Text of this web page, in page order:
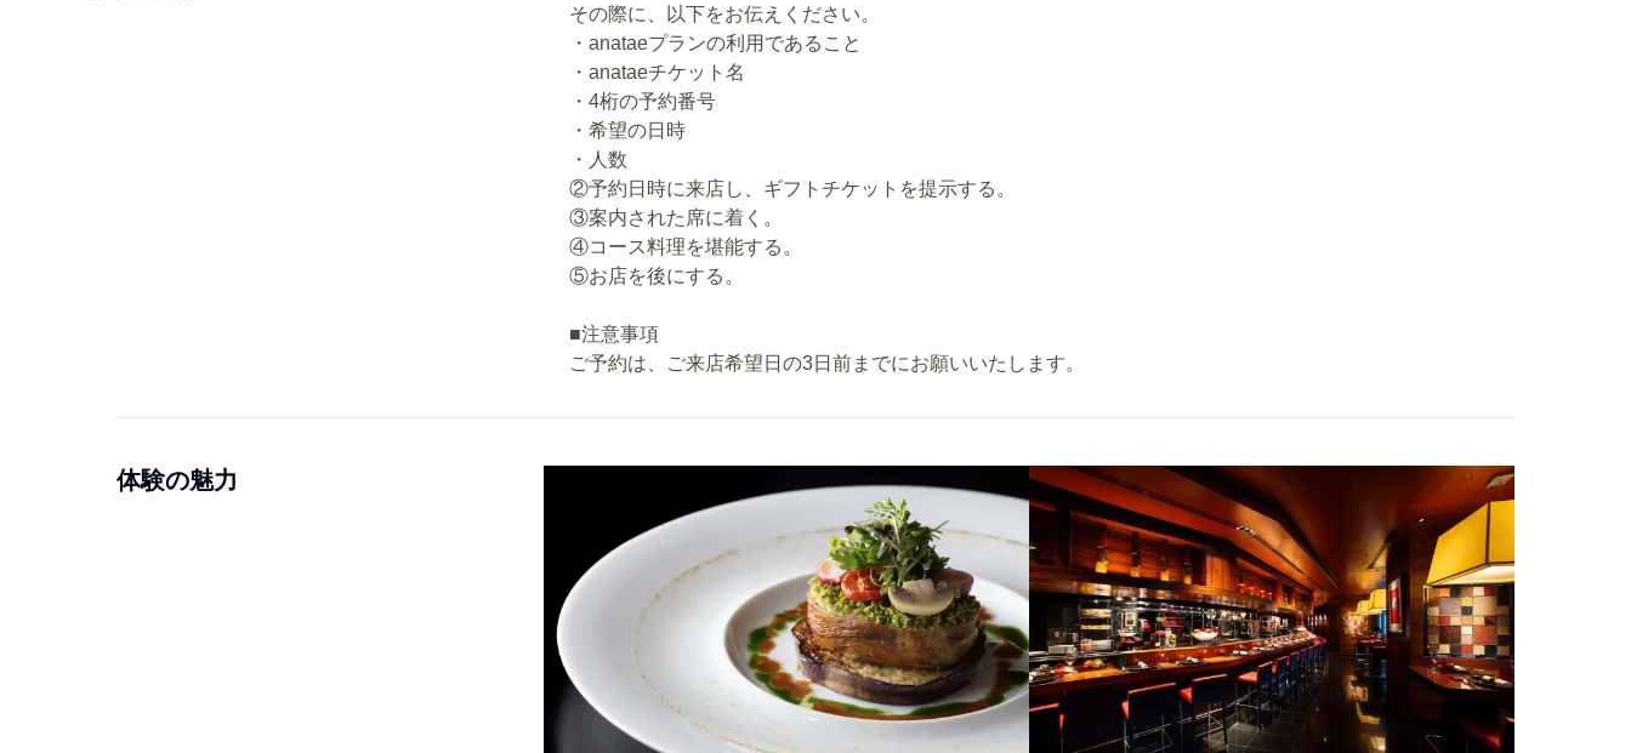
その際に、以下をお伝えください。
・anataeプランの利用であること
・anataeチケット名
・4桁の予約番号
・希望の日時
・人数
②予約日時に来店し、ギフトチケットを提示する。
③案内された席に着く。
④コース料理を堪能する。
⑤お店を後にする。
■注意事項
ご予約は、ご来店希望日の3日前までにお願いいたします。
体験の魅力